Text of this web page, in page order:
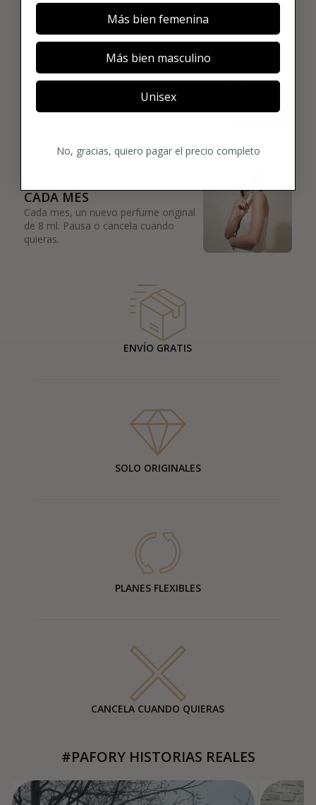
02
ELIGE TU PRIMER AROMA
Elige tu favorito. Tu primer perfume de
lujo se enviará justo después de la
03
CADA MES
Cada mes, un nuevo perfume original
de 8 ml. Pausa o cancela cuando
quieras.
ENVÍO GRATIS
SOLO ORIGINALES
PLANES FLEXIBLES
CANCELA CUANDO QUIERAS
#PAFORY HISTORIAS REALES
Más bien femenina
Más bien masculino
Unisex
No, gracias, quiero pagar el precio completo